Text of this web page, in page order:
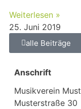
Weiterlesen »
25. Juni 2019
alle Beiträge
Anschrift
Musikverein
Musterstraße 30